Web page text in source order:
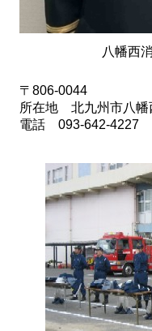
八幡西
〒806-0044
所在地 北九州市八幡
電話 093-642-4227